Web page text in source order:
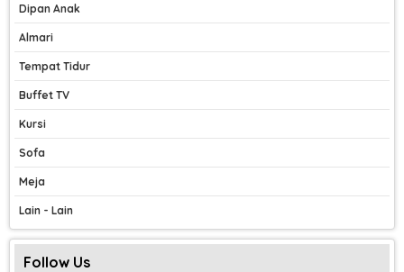
Dipan Anak
Almari
Tempat Tidur
Buffet TV
Kursi
Sofa
Meja
Lain - Lain
Follow Us